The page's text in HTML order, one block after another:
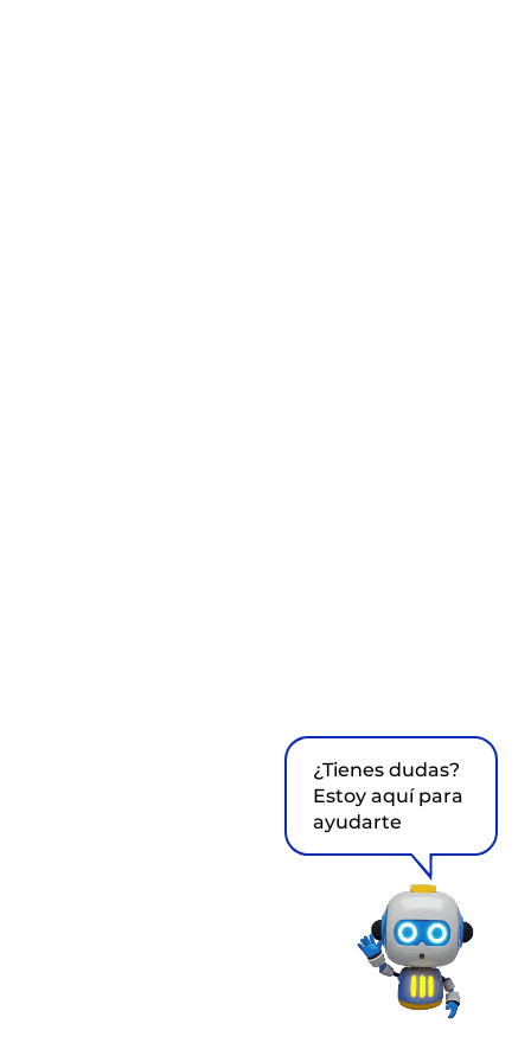
¿Tienes dudas?
Estoy aquí para
ayudarte